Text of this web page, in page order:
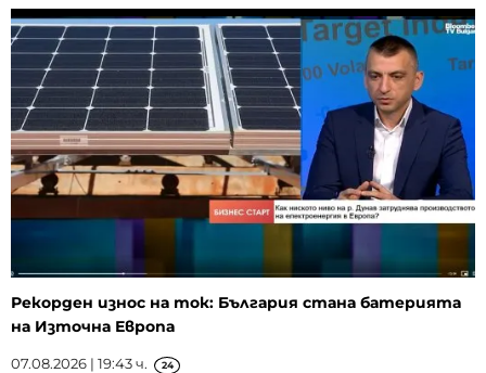
Рекорден износ на ток: България стана батерията
на Източна Европа
07.08.2026 | 19:43 ч. 24